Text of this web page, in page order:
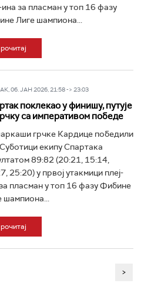
ина за пласман у топ 16 фазу
Лиге шампиона...
06. ЈАН 2026, 21:58 -> 23:03
поклекао у финишу, путује
са императивом победе
грчке Кардице победили
екипу Спартака
89:82 (20:21, 15:14,
25:20) у првој утакмици плеј-
пласман у топ 16 фазу Фибине
шампиона...
>